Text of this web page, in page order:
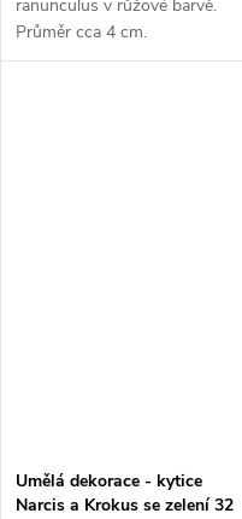
ranunculus v růžové barvě.
Průměr cca 4 cm.
Umělá dekorace - kytice
Narcis a Krokus se zelení 32